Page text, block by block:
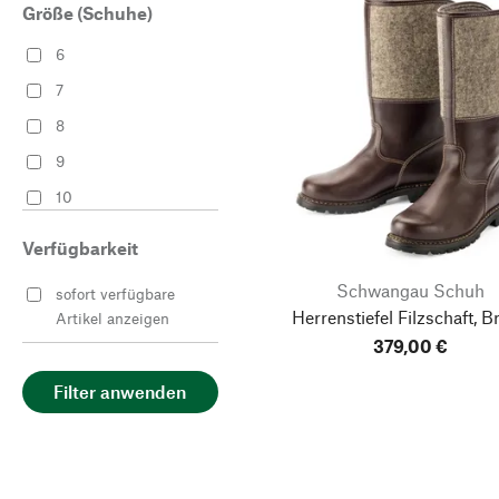
Größe (Schuhe)
6
7
8
9
10
Verfügbarkeit
sofort verfügbare
Artikel anzeigen
Filter anwenden
Schwangau Schuh
Herrenstiefel Filzschaft,
379,00 €